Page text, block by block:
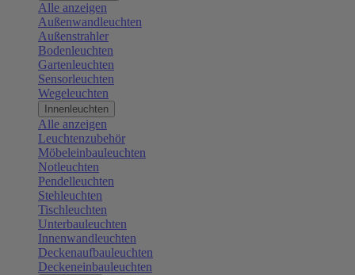
Alle anzeigen
Außenwandleuchten
Außenstrahler
Bodenleuchten
Gartenleuchten
Sensorleuchten
Wegeleuchten
Innenleuchten
Alle anzeigen
Leuchtenzubehör
Möbeleinbauleuchten
Notleuchten
Pendelleuchten
Stehleuchten
Tischleuchten
Unterbauleuchten
Innenwandleuchten
Deckenaufbauleuchten
Deckeneinbauleuchten